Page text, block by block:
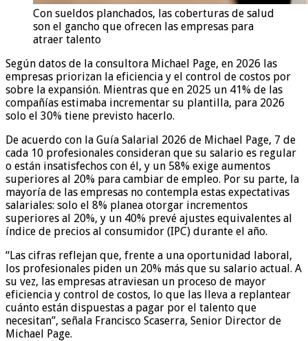
Con sueldos planchados, las coberturas de salud
son el gancho que ofrecen las empresas para
atraer talento
Según datos de la consultora Michael Page, en 2026 las
empresas priorizan la eficiencia y el control de costos por
sobre la expansión. Mientras que en 2025 un 41% de las
compañías estimaba incrementar su plantilla, para 2026
solo el 30% tiene previsto hacerlo.
De acuerdo con la Guía Salarial 2026 de Michael Page, 7 de
cada 10 profesionales consideran que su salario es regular
o están insatisfechos con él, y un 58% exige aumentos
superiores al 20% para cambiar de empleo. Por su parte, la
mayoría de las empresas no contempla estas expectativas
salariales: solo el 8% planea otorgar incrementos
superiores al 20%, y un 40% prevé ajustes equivalentes al
índice de precios al consumidor (IPC) durante el año.
“Las cifras reflejan que, frente a una oportunidad laboral,
los profesionales piden un 20% más que su salario actual. A
su vez, las empresas atraviesan un proceso de mayor
eficiencia y control de costos, lo que las lleva a replantear
cuánto están dispuestas a pagar por el talento que
necesitan”, señala Francisco Scaserra, Senior Director de
Michael Page.